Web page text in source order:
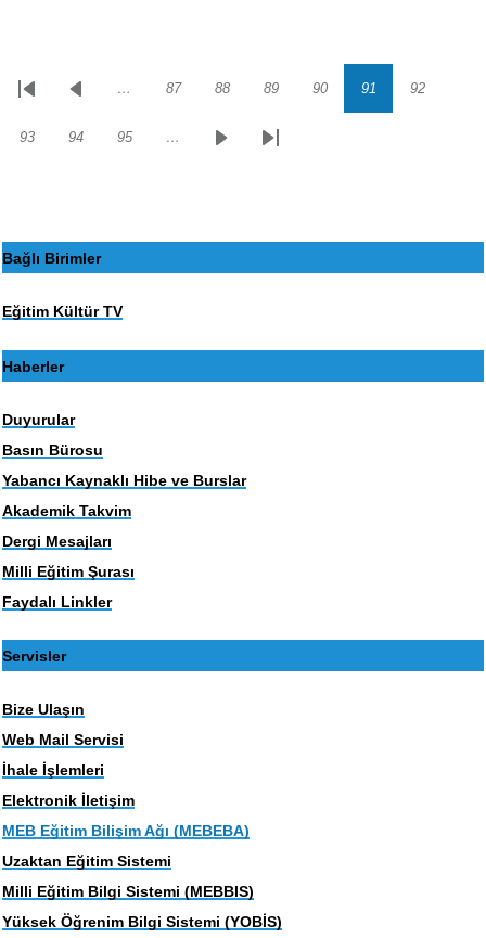
Sayfalama
İlk
Önceki… Sayfa
87 Sayfa
88 Sayfa
89 Sayfa
90 Sayfa
91 Sayfa
92
Sayfa
93 Sayfa
94 Sayfa
95 …
SonrakiSon
Bağlı Birimler
Eğitim Kültür TV
Haberler
Duyurular
Basın Bürosu
Yabancı Kaynaklı Hibe ve Burslar
Akademik Takvim
Dergi Mesajları
Milli Eğitim Şurası
Faydalı Linkler
Servisler
Bize Ulaşın
Web Mail Servisi
İhale İşlemleri
Elektronik İletişim
MEB Eğitim Bilişim Ağı (MEBEBA)
Uzaktan Eğitim Sistemi
Milli Eğitim Bilgi Sistemi (MEBBIS)
Yüksek Öğrenim Bilgi Sistemi (YOBİS)